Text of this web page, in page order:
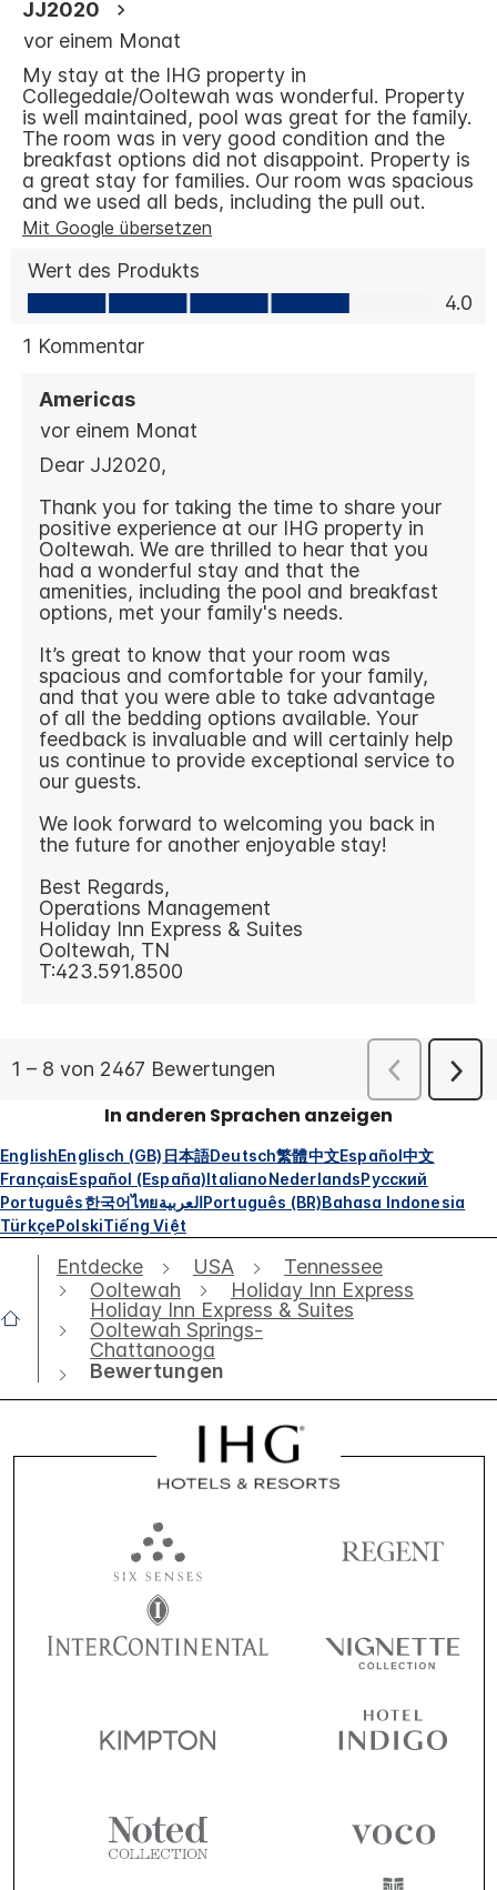
In anderen Sprachen anzeigen
EnglishEnglisch (GB) 日本語Deutsch繁體中文Español中文
FrançaisEspañol (España)ItalianoNederlandsРусский
Português한국어ไทยالعربيةPortuguês (BR)Bahasa Indonesia
TürkçePolskiTiếng Việt
Entdecke USA
Tennessee
Ooltewah
Holiday Inn Express
Holiday Inn Express & Suites
Ooltewah Springs-
Chattanooga
Bewertungen